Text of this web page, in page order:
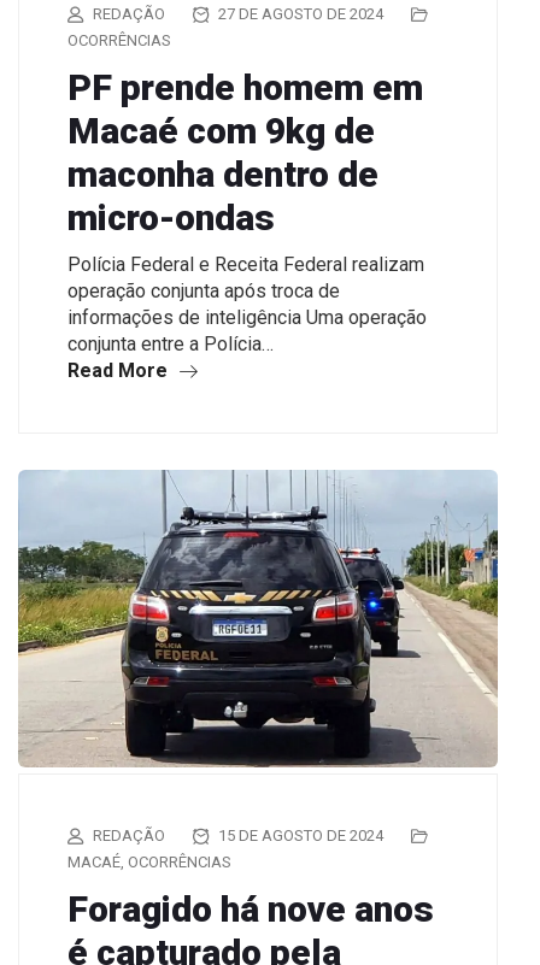
REDAÇÃO
27 DE AGOSTO DE 2024
OCORRÊNCIAS
PF prende homem em
Macaé com 9kg de
maconha dentro de
micro-ondas
Polícia Federal e Receita Federal realizam
operação conjunta após troca de
informações de inteligência Uma operação
conjunta entre a Polícia…
Read More
REDAÇÃO
15 DE AGOSTO DE 2024
MACAÉ, OCORRÊNCIAS
Foragido há nove anos
é capturado pela